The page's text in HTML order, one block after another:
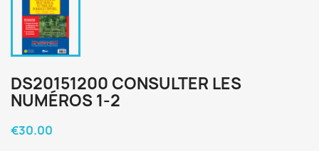
DS20151200 CONSULTER LES
NUMÉROS 1-2
€30.00